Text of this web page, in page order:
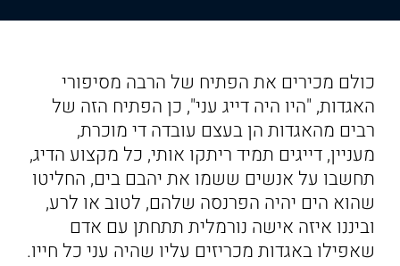
כולם מכירים את הפתיח של הרבה מסיפורי
האגדות, "היו היה דייג עני", כן הפתיח הזה של
רבים מהאגדות הן בעצם עובדה די מוכרת,
מעניין, דייגים תמיד ריתקו אותי, כל מקצוע הדיג,
תחשבו על אנשים ששמו את יהבם בים, החליטו
שהוא הים יהיה הפרנסה שלהם, לטוב או לרע,
וביננו איזה אישה נורמלית תתחתן עם אדם
שאפילו באגדות מכריזים עליו שהיה עני כל חייו.
תל אביב